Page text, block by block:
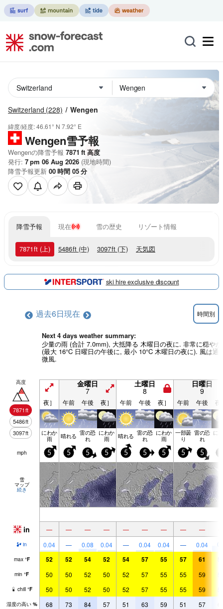
Switzerland (228) Wengen
緯度/経度:46.61° N 7.92° E
Wengen雪予報
Wengenの降雪予報 7871 ft 高度
発行: 7 pm 06 Aug 2026 (現地時間)
降雪予報更新 00時間 05分
降雪予報 現在 雪の歴史 リゾート情報
7871ft (上) 5486ft (中) 3097ft (下) 天気図
ski hire exclusive discount
過去6日現在 時間別
Next 4 days weather summary:
少量の雨 (合計 7.0mm), 大抵降る 木曜日の夜に. 非常に穏やか
(最大 16°C 日曜日の午後に, 最小 10°C 木曜日の夜に). 風は通
微風.
高度
7871ft
5486ft
3097ft
金曜日
7
土曜日
8
日曜日
9
夜］ 午前 午後 夜］ 午前 午後 夜］ 午前 午後 夜
にわか
雨 晴れる 雷の恐
れ
にわか
雨 晴れる 雷の恐
れ
にわか
雨
一部曇
り
雷の恐
れ
に
mph 5 5 5 5 5 5 5 5 5
雪
マップ
続き
in — — — — — — — — —
in 0.04 — 0.08 0.04 — 0.04 0.04 — 0.04
max °F 52 52 54 52 54 57 55 57 61
min °F 50 50 52 50 52 57 55 55 59
chill °F 50 50 52 50 52 57 55 55 59
湿度の高い % 68 73 84 57 51 63 59 51 57